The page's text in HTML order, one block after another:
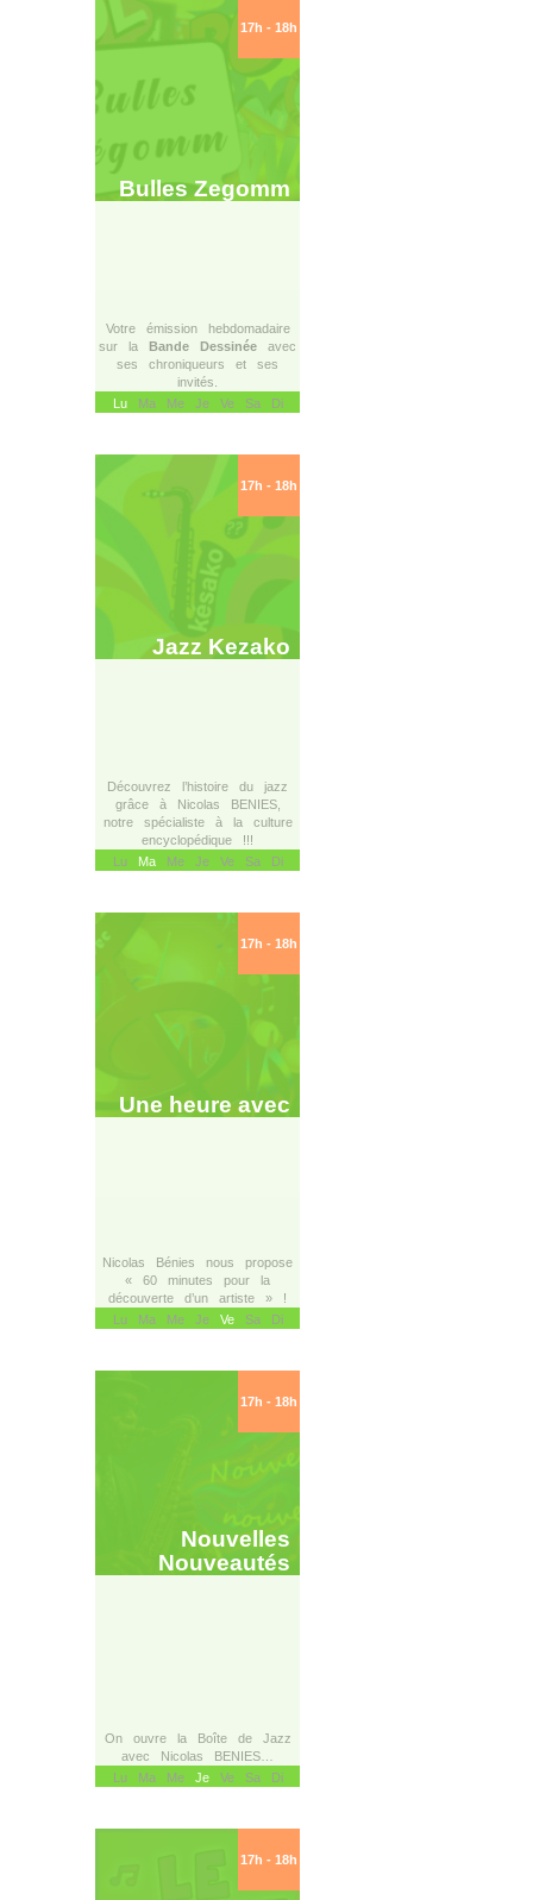
17h - 18h
Bulles Zegomm
Votre émission hebdomadaire
sur la Bande Dessinée avec
ses chroniqueurs et ses
invités.
LuMa Me Je Ve Sa Di
17h - 18h
Jazz Kezako
Découvrez l’histoire du jazz
grâce à Nicolas BENIES,
notre spécialiste à la culture
encyclopédique !!!
Lu
MaMe Je Ve Sa Di
17h - 18h
Une heure avec
Nicolas Bénies nous propose
« 60 minutes pour la
découverte d’un artiste » !
Lu Ma Me Je VeSa Di
17h - 18h
Nouvelles
Nouveautés
On ouvre la Boîte de Jazz
avec Nicolas BENIES…
Lu Ma Me JeVe Sa Di
17h - 18h